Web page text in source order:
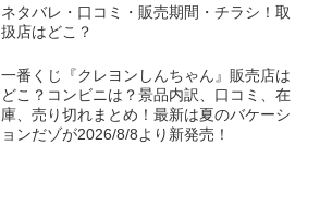
ネタバレ・口コミ・販売期間・チラシ！取
扱店はどこ？
一番くじ『クレヨンしんちゃん』販売店は
どこ？コンビニは？景品内訳、口コミ、在
庫、売り切れまとめ！最新は夏のバケーシ
ョンだゾが2026/8/8より新発売！